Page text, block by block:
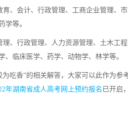
、会计、行政管理、工商企业管理、
学等。
、行政管理、人力资源管理、土木工
临床医学、药学、动物学、林学等。
吃香”的相关解答，大家可以此作为参
年湖南省成人高考网上预约报名 已开启